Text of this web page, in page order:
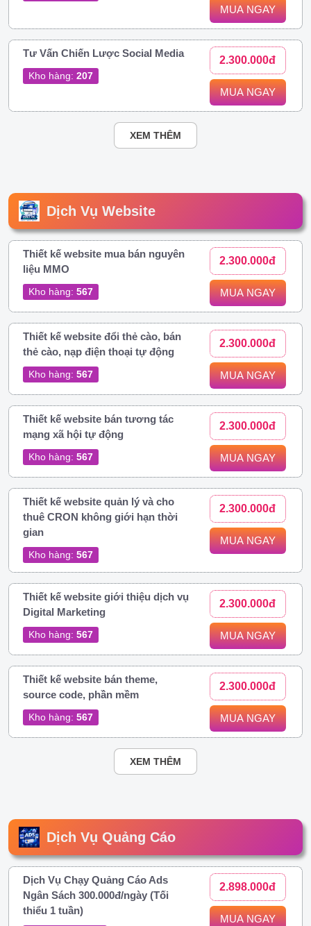
MUA NGAY
Tư Vấn Chiến Lược Social Media
Kho hàng: 207
2.300.000đ
MUA NGAY
XEM THÊM
Dịch Vụ Website
Thiết kế website mua bán nguyên
liệu MMO
Kho hàng: 567
2.300.000đ
MUA NGAY
Thiết kế website đổi thẻ cào, bán
thẻ cào, nạp điện thoại tự động
Kho hàng: 567
2.300.000đ
MUA NGAY
Thiết kế website bán tương tác
mạng xã hội tự động
Kho hàng: 567
2.300.000đ
MUA NGAY
Thiết kế website quản lý và cho
thuê CRON không giới hạn thời
gian
Kho hàng: 567
2.300.000đ
MUA NGAY
Thiết kế website giới thiệu dịch vụ
Digital Marketing
Kho hàng: 567
2.300.000đ
MUA NGAY
Thiết kế website bán theme,
source code, phần mềm
Kho hàng: 567
2.300.000đ
MUA NGAY
XEM THÊM
Dịch Vụ Quảng Cáo
Dịch Vụ Chạy Quảng Cáo Ads
Ngân Sách 300.000đ/ngày (Tối
thiểu 1 tuần)
2.898.000đ
MUA NGAY